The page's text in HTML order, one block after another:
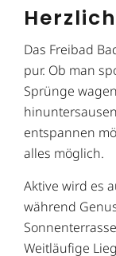
Das Freibad
pur. Ob man
Sprünge
entspannen
alles möglich.
Aktive wird es
während
Weitläufige